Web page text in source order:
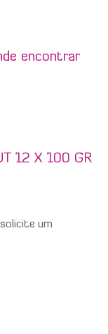
encontrar
12 X 100 GR
um